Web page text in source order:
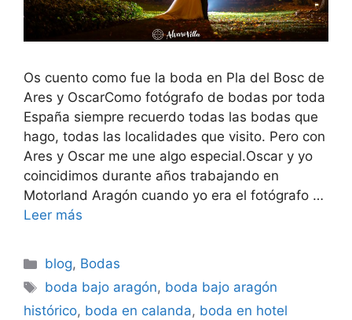
Os cuento como fue la boda en Pla del Bosc de
Ares y OscarComo fotógrafo de bodas por toda
España siempre recuerdo todas las bodas que
hago, todas las localidades que visito. Pero con
Ares y Oscar me une algo especial.Oscar y yo
coincidimos durante años trabajando en
Motorland Aragón cuando yo era el fotógrafo …
Leer más
Categorías
blog, Bodas
Etiquetas
boda bajo aragón, boda bajo aragón
histórico, boda en calanda, boda en hotel